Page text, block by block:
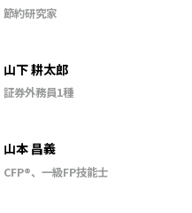
節約研究家
山下 耕太郎
証券外務員1種
山本 昌義
CFP®、一級FP技能士